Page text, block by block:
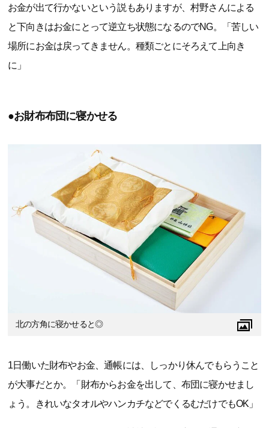
お金が出て行かないという説もありますが、村野さんによる
と下向きはお金にとって逆立ち状態になるのでNG。「苦しい
場所にお金は戻ってきません。種類ごとにそろえて上向き
に」
●お財布布団に寝かせる
北の方角に寝かせると◎
1日働いた財布やお金、通帳には、しっかり休んでもらうこと
が大事だとか。「財布からお金を出して、布団に寝かせまし
ょう。きれいなタオルやハンカチなどでくるむだけでもOK」